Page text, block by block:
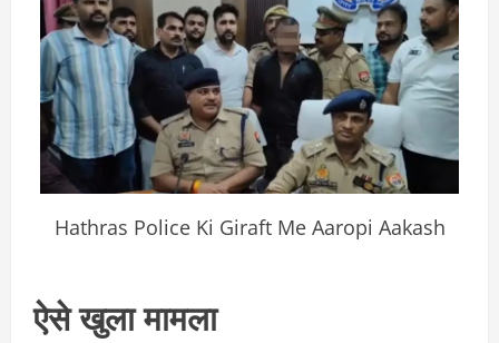
Hathras Police Ki Giraft Me Aaropi Aakash
ऐसे खुला मामला